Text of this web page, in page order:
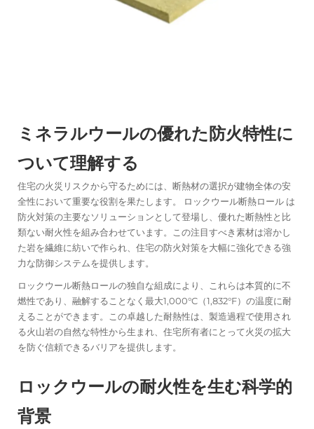
ミネラルウールの優れた防火特性に
ついて理解する
住宅の火災リスクから守るためには、断熱材の選択が建物全体の安
全性において重要な役割を果たします。
ロックウール断熱ロール は
防火対策の主要なソリューションとして登場し、優れた断熱性と比
類ない耐火性を組み合わせています。この注目すべき素材は溶かし
た岩を繊維に紡いで作られ、住宅の防火対策を大幅に強化できる強
力な防御システムを提供します。
ロックウール断熱ロールの独自な組成により、これらは本質的に不
燃性であり、融解することなく最大1,000°C（1,832°F）の温度に耐
えることができます。この卓越した耐熱性は、製造過程で使用され
る火山岩の自然な特性から生まれ、住宅所有者にとって火災の拡大
を防ぐ信頼できるバリアを提供します。
ロックウールの耐火性を生む科学的
背景